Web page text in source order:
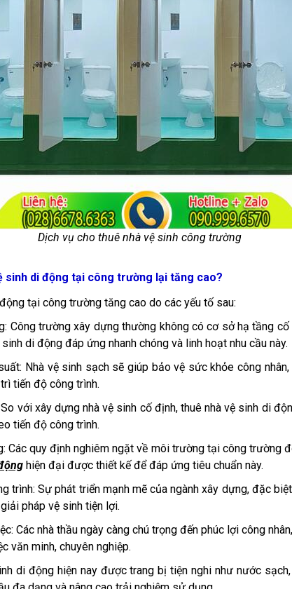
Dịch vụ cho thuê nhà vệ sinh công trường
sinh di động tại công trường lại tăng cao?
tại công trường tăng cao do các yếu tố sau:
Công trường xây dựng thường không có cơ sở hạ tầng cố
di động đáp ứng nhanh chóng và linh hoạt nhu cầu này.
Nhà vệ sinh sạch sẽ giúp bảo vệ sức khỏe công
tiến độ công trình.
với xây dựng nhà vệ sinh cố định, thuê nhà vệ sinh di
tiến độ công trình.
Các quy định nghiêm ngặt về môi trường tại công trường
hiện đại được thiết kế để đáp ứng tiêu chuẩn này.
trình: Sự phát triển mạnh mẽ của ngành xây dựng, đặc
pháp vệ sinh tiện lợi.
Các nhà thầu ngày càng chú trọng đến phúc lợi công
văn minh, chuyên nghiệp.
di động hiện nay được trang bị tiện nghi như nước